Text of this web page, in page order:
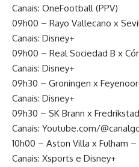
Canais: OneFootball (PPV)
09h00 – Rayo Vallecano x
Canais: Disney+
09h00 – Real Sociedad B x
Canais: Disney+
09h30 – Groningen x
Canais: Disney+
09h30 – SK Brann x
Canais: Youtube.com/
10h00 – Aston Villa x Fulham
Canais: Xsports e Disney+